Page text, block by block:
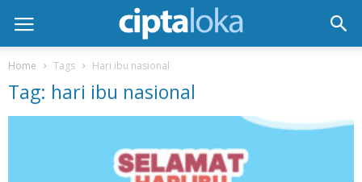
Home Tags Hari ibu nasional
Tag: hari ibu nasional